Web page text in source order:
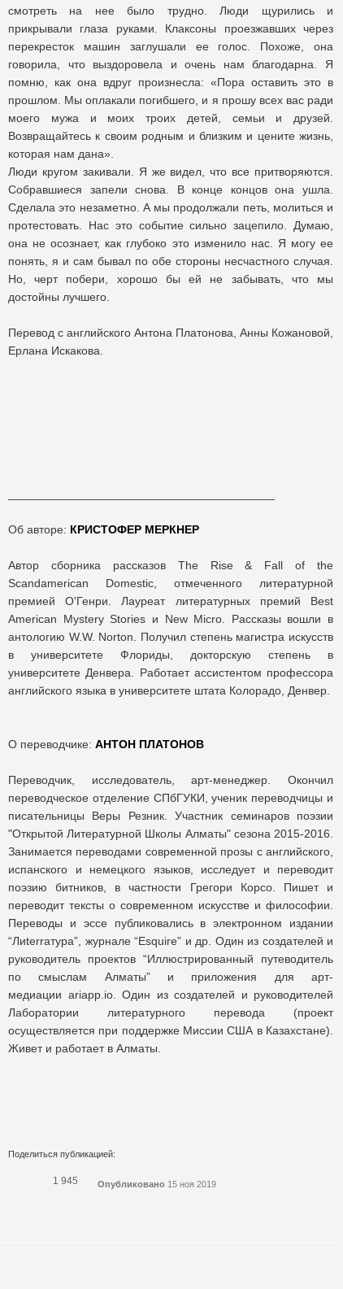
смотреть на нее было трудно. Люди щурились и
прикрывали глаза руками. Клаксоны проезжавших через
перекресток машин заглушали ее голос. Похоже, она
говорила, что выздоровела и очень нам благодарна. Я
помню, как она вдруг произнесла: «Пора оставить это в
прошлом. Мы оплакали погибшего, и я прошу всех вас ради
моего мужа и моих троих детей, семьи и друзей.
Возвращайтесь к своим родным и близким и цените жизнь,
которая нам дана».
Люди кругом закивали. Я же видел, что все притворяются.
Собравшиеся запели снова. В конце концов она ушла.
Сделала это незаметно. А мы продолжали петь, молиться и
протестовать. Нас это событие сильно зацепило. Думаю,
она не осознает, как глубоко это изменило нас. Я могу ее
понять, я и сам бывал по обе стороны несчастного случая.
Но, черт побери, хорошо бы ей не забывать, что мы
достойны лучшего.
Перевод с английского Антона Платонова, Анны Кожановой,
Ерлана Искакова.
Об авторе: КРИСТОФЕР МЕРКНЕР
Автор сборника рассказов The Rise & Fall of the
Scandamerican Domestic, отмеченного литературной
премией О'Генри. Лауреат литературных премий Best
American Mystery Stories и New Micro. Рассказы вошли в
антологию W.W. Norton. Получил степень магистра искусств
в университете Флориды, докторскую степень в
университете Денвера. Работает ассистентом профессора
английского языка в университете штата Колорадо, Денвер.
О переводчике: АНТОН ПЛАТОНОВ
Переводчик, исследователь, арт-менеджер. Окончил
переводческое отделение СПбГУКИ, ученик переводчицы и
писательницы Веры Резник. Участник семинаров поэзии
"Открытой Литературной Школы Алматы" сезона 2015-2016.
Занимается переводами современной прозы с английского,
испанского и немецкого языков, исследует и переводит
поэзию битников, в частности Грегори Корсо. Пишет и
переводит тексты о современном искусстве и философии.
Переводы и эссе публиковались в электронном издании
“Лиterraтура”, журнале “Esquire” и др. Один из создателей и
руководитель проектов “Иллюстрированный путеводитель
по смыслам Алматы” и приложения для арт-
медиации ariapp.io. Один из создателей и руководителей
Лаборатории литературного перевода (проект
осуществляется при поддержке Миссии США в Казахстане).
Живет и работает в Алматы.
Поделиться публикацией:
1 945 Опубликовано 15 ноя 2019